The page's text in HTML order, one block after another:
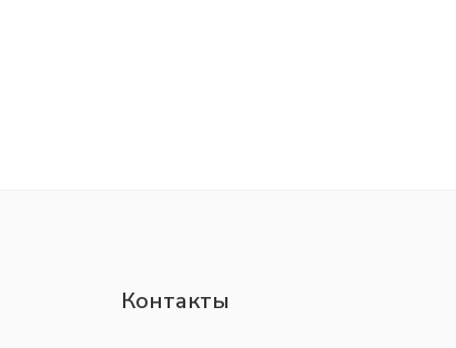
Контакты